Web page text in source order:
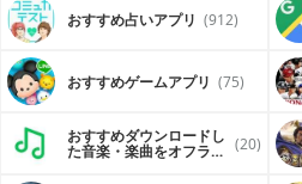
おすすめ占いアプリ (912)
おすすめゲームアプリ (75)
おすすめダウンロードし
た音楽・楽曲をオフライ (20)